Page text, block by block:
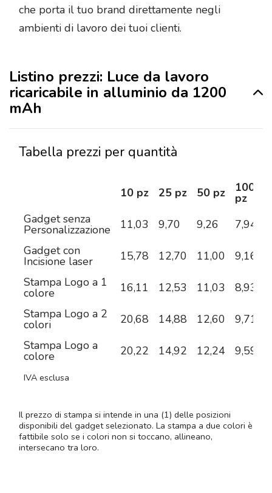
che porta il tuo brand direttamente negli
ambienti di lavoro dei tuoi clienti.
Listino prezzi: Luce da lavoro
ricaricabile in alluminio da 1200
mAh
Tabella prezzi per quantità
10 pz 25 pz 50 pz 100
pz
Gadget senza
Personalizzazione 11,03 9,70 9,26 7,94
Gadget con
Incisione laser 15,78 12,70 11,00 9,16
Stampa Logo a 1
colore 16,11 12,53 11,03 8,93
Stampa Logo a 2
colori 20,68 14,88 12,60 9,71
Stampa Logo a
colore 20,22 14,92 12,24 9,59
IVA esclusa
Il prezzo di stampa si intende in una (1) delle posizioni
disponibili del gadget selezionato. La stampa a due colori è
fattibile solo se i colori non si toccano, allineano,
intersecano tra loro.